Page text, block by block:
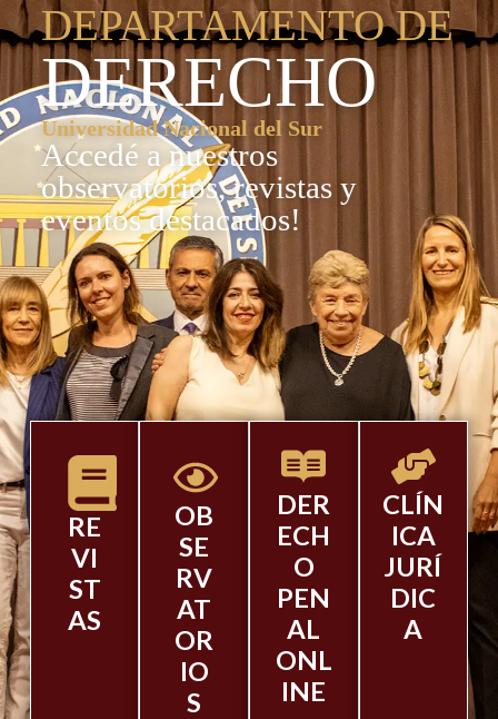
DEPARTAMENTO DE
DERECHO
Universidad Nacional del Sur
Accedé a nuestros
observatorios, revistas y
eventos destacados!
RE
VI
ST
AS
OB
SE
RV
AT
OR
IO
S
DER
ECH
O
PEN
AL
ONL
INE
CLÍN
ICA
JURÍ
DIC
A